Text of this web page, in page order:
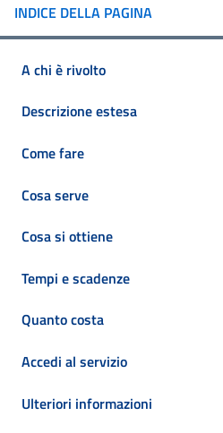
INDICE DELLA PAGINA
A chi è rivolto
Descrizione estesa
Come fare
Cosa serve
Cosa si ottiene
Tempi e scadenze
Quanto costa
Accedi al servizio
Ulteriori informazioni